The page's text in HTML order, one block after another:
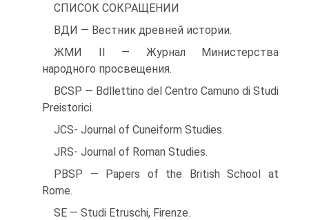
СПИСОК СОКРАЩЕНИИ
ВДИ — Вестник древней истории.
ЖМИ II — Журнал Министерства
народного просвещения.
BCSP — Bdllettino del Centro Camuno di Studi
Preistorici.
JCS- Journal of Cuneiform Studies.
JRS- Journal of Roman Studies.
PBSP — Papers of the British School at
Rome.
SE — Studi Etruschi, Firenze.